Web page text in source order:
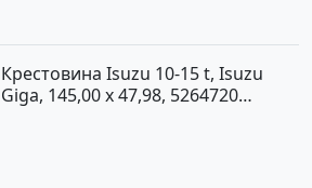
Крестовина Isuzu 10-15 t, Isuzu
Giga, 145,00 x 47,98, 5264720